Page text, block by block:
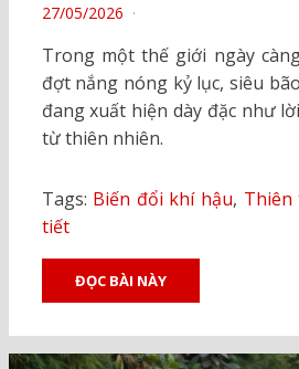
POSTED
27/05/2026
Trong một thế giới ngày
đợt nắng nóng kỷ lục, siêu
đang xuất hiện dày đặc như
từ thiên nhiên.
Tags: Biến đổi khí hậu, Thiên
tiết
ĐỌC BÀI NÀY